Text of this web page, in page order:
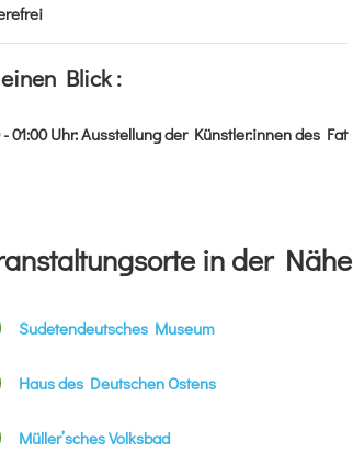
Blick :
01:00Uhr:Ausstellung der Künstler:innen des Fat
in der Nähe
Sudetendeutsches Museum
Haus des Deutschen Ostens
Müller’sches Volksbad